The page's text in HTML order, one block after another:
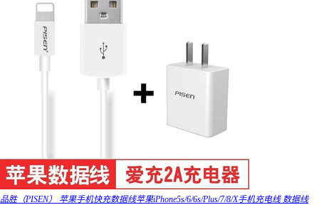
品胜（PISEN） 苹果手机快充数据线苹果iPhone5s/6/6s/Plus/7/8/X手机充电线 数据线